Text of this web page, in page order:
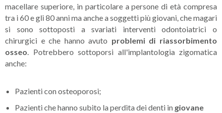
macellare superiore, in particolare a persone di età compresa
tra i 60 e gli 80 anni ma anche a soggetti più giovani, che magari
si sono sottoposti a svariati interventi odontoiatrici o
chirurgici e che hanno avuto problemi di riassorbimento
osseo . Potrebbero sottoporsi all'implantologia zigomatica
anche:
Pazienti con osteoporosi;
Pazienti che hanno subito la perdita dei denti in giovane